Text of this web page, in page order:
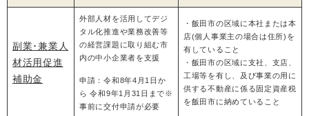
副業･兼業人
材活用促進
補助金
外部人材を活用してデジ
タル化推進や業務改善等
の経営課題に取り組む市
内の中小企業者を支援
申請：令和8年4月1日か
ら 令和9年1月31日まで※
事前に交付申請が必要
・飯田市の区域に本社または本
店(個人事業主の場合は住所)を
有していること
・飯田市の区域に支社、支店、
工場等を有し、及び事業の用に
供する不動産に係る固定資産税
を飯田市に納めていること